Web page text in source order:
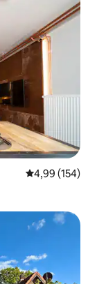
Średnia
4,99 (154)